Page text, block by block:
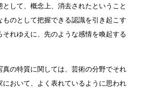
して、概念上、消去されたということ
ものとして把握できる認識を引き起こす
それゆえに、先のような感情を喚起する
真の特質に関しては、芸術の分野でそれ
において、よく表れているように思われ